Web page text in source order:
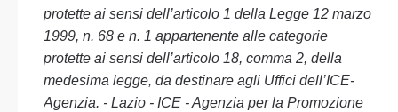
protette ai sensi dell’articolo 1 della Legge 12 marzo
1999, n. 68 e n. 1 appartenente alle categorie
protette ai sensi dell’articolo 18, comma 2, della
medesima legge, da destinare agli Uffici dell’ICE-
Agenzia. - Lazio - ICE - Agenzia per la Promozione